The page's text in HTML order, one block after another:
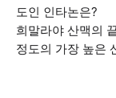
도인 인타논은?
희말라야 산맥의
정도의 가장 높은